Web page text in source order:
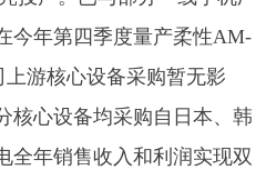
今年第四季度量产柔性AM-
游核心设备采购暂无影
核心设备均采购自日本、韩
全年销售收入和利润实现双